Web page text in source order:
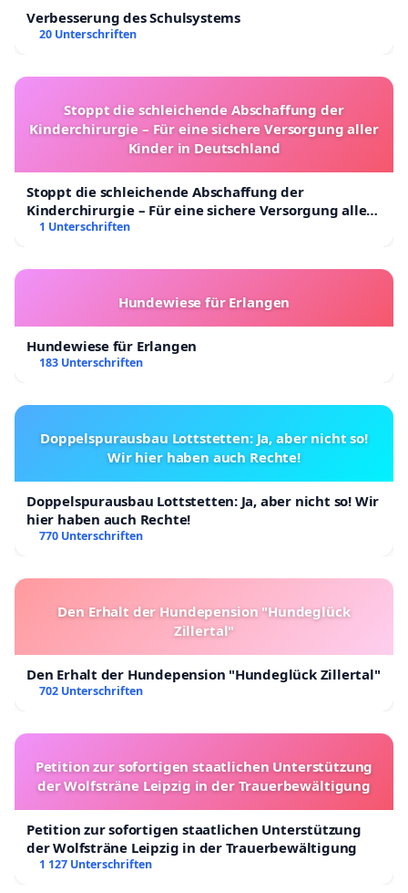
Verbesserung des Schulsystems
20 Unterschriften
Stoppt die schleichende Abschaffung der
Kinderchirurgie – Für eine sichere Versorgung aller
Kinder in Deutschland
Stoppt die schleichende Abschaffung der
Kinderchirurgie – Für eine sichere Versorgung aller
Kinder in Deutschland
1 Unterschriften
Hundewiese für Erlangen
Hundewiese für Erlangen
183 Unterschriften
Doppelspurausbau Lottstetten: Ja, aber nicht so!
Wir hier haben auch Rechte!
Doppelspurausbau Lottstetten: Ja, aber nicht so! Wir
hier haben auch Rechte!
770 Unterschriften
Den Erhalt der Hundepension "Hundeglück
Zillertal"
Den Erhalt der Hundepension "Hundeglück Zillertal"
702 Unterschriften
Petition zur sofortigen staatlichen Unterstützung
der Wolfsträne Leipzig in der Trauerbewältigung
Petition zur sofortigen staatlichen Unterstützung
der Wolfsträne Leipzig in der Trauerbewältigung
1 127 Unterschriften